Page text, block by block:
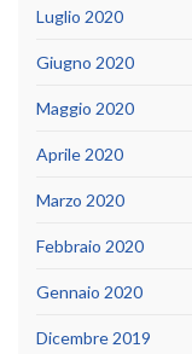
Luglio 2020
Giugno 2020
Maggio 2020
Aprile 2020
Marzo 2020
Febbraio 2020
Gennaio 2020
Dicembre 2019